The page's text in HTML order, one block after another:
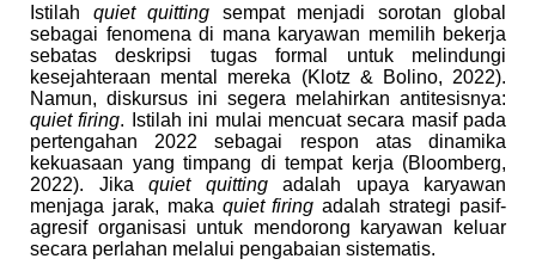
Istilah quiet quitting sempat menjadi sorotan global
sebagai fenomena di mana karyawan memilih bekerja
sebatas deskripsi tugas formal untuk melindungi
kesejahteraan mental mereka (Klotz & Bolino, 2022).
Namun, diskursus ini segera melahirkan antitesisnya:
quiet firing. Istilah ini mulai mencuat secara masif pada
pertengahan 2022 sebagai respon atas dinamika
kekuasaan yang timpang di tempat kerja (Bloomberg,
2022). Jika quiet quittingadalah upaya karyawan
menjaga jarak, maka quiet firing adalah strategi pasif-
agresif organisasi untuk mendorong karyawan keluar
secara perlahan melalui pengabaian sistematis.